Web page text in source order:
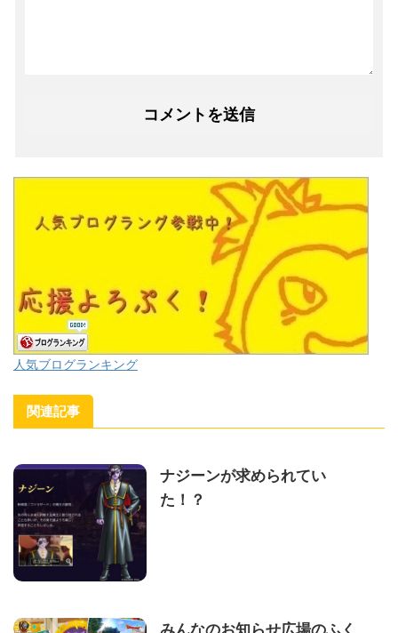
人気ブログランキング
関連記事
ナジーンが求められてい
た！？